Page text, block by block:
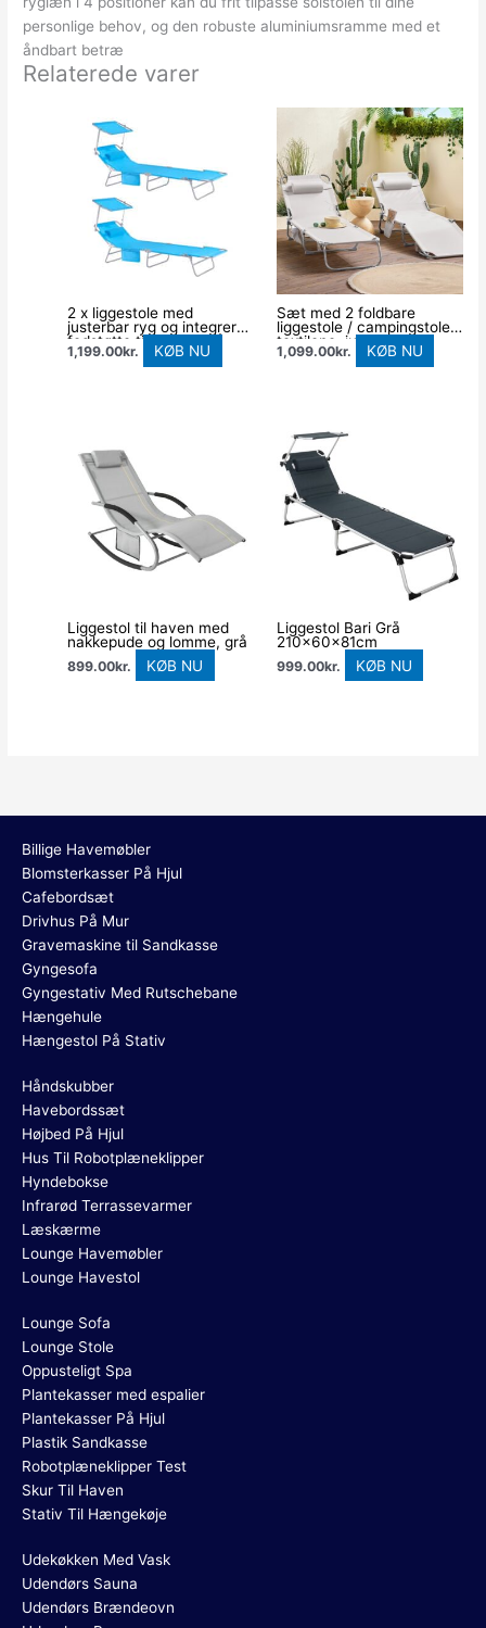
personlige behov, og den robuste aluminiumsramme med et
åndbart betræ
Relaterede varer
2 x liggestole med
justerbar ryg og integreret
fodstøtte til haven, blå
1,199.00kr. KØB NU
Sæt med 2 foldbare
liggestole / campingstole i
textilene, justerbart
ryglæn, beige
1,099.00kr. KØB NU
Liggestol til haven med
nakkepude og lomme, grå
899.00kr. KØB NU
Liggestol Bari Grå
210x60x81cm
999.00kr. KØB NU
Billige Havemøbler
Blomsterkasser På Hjul
Cafebordsæt
Drivhus På Mur
Gravemaskine til Sandkasse
Gyngesofa
Gyngestativ Med Rutschebane
Hængehule
Hængestol På Stativ
Håndskubber
Havebordssæt
Højbed På Hjul
Hus Til Robotplæneklipper
Hyndebokse
Infrarød Terrassevarmer
Læskærme
Lounge Havemøbler
Lounge Havestol
Lounge Sofa
Lounge Stole
Oppusteligt Spa
Plantekasser med espalier
Plantekasser På Hjul
Plastik Sandkasse
Robotplæneklipper Test
Skur Til Haven
Stativ Til Hængekøje
Udekøkken Med Vask
Udendørs Sauna
Udendørs Brændeovn